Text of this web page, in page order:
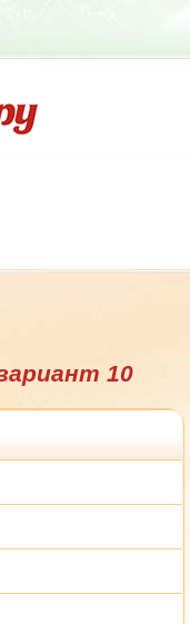
10